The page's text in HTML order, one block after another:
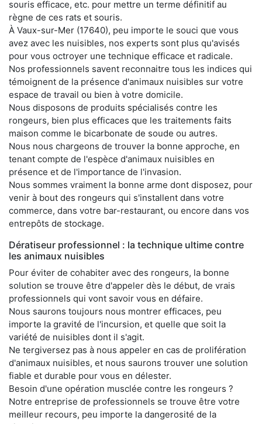
souris efficace, etc. pour mettre un terme définitif au
règne de ces rats et souris.
À Vaux-sur-Mer (17640), peu importe le souci que vous
avez avec les nuisibles, nos experts sont plus qu'avisés
pour vous octroyer une technique efficace et radicale.
Nos professionnels savent reconnaitre tous les indices qui
témoignent de la présence d'animaux nuisibles sur votre
espace de travail ou bien à votre domicile.
Nous disposons de produits spécialisés contre les
rongeurs, bien plus efficaces que les traitements faits
maison comme le bicarbonate de soude ou autres.
Nous nous chargeons de trouver la bonne approche, en
tenant compte de l'espèce d'animaux nuisibles en
présence et de l'importance de l'invasion.
Nous sommes vraiment la bonne arme dont disposez, pour
venir à bout des rongeurs qui s'installent dans votre
commerce, dans votre bar-restaurant, ou encore dans vos
entrepôts de stockage.
Dératiseur professionnel : la technique ultime contre
les animaux nuisibles
Pour éviter de cohabiter avec des rongeurs, la bonne
solution se trouve être d'appeler dès le début, de vrais
professionnels qui vont savoir vous en défaire.
Nous saurons toujours nous montrer efficaces, peu
importe la gravité de l'incursion, et quelle que soit la
variété de nuisibles dont il s'agit.
Ne tergiversez pas à nous appeler en cas de prolifération
d'animaux nuisibles, et nous saurons trouver une solution
fiable et durable pour vous en délester.
Besoin d'une opération musclée contre les rongeurs ?
Notre entreprise de professionnels se trouve être votre
meilleur recours, peu importe la dangerosité de la